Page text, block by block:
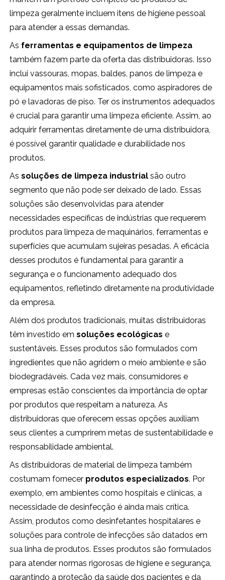
limpeza geralmente incluem itens de higiene pessoal
para atender a essas demandas.
As ferramentas e equipamentos de limpeza
também fazem parte da oferta das distribuidoras. Isso
inclui vassouras, mopas, baldes, panos de limpeza e
equipamentos mais sofisticados, como aspiradores de
pó e lavadoras de piso. Ter os instrumentos adequados
é crucial para garantir uma limpeza eficiente. Assim, ao
adquirir ferramentas diretamente de uma distribuidora,
é possível garantir qualidade e durabilidade nos
produtos.
Assoluções de limpeza industrial são outro
segmento que não pode ser deixado de lado. Essas
soluções são desenvolvidas para atender
necessidades específicas de indústrias que requerem
produtos para limpeza de maquinários, ferramentas e
superfícies que acumulam sujeiras pesadas. A eficácia
desses produtos é fundamental para garantir a
segurança e o funcionamento adequado dos
equipamentos, refletindo diretamente na produtividade
da empresa.
Além dos produtos tradicionais, muitas distribuidoras
têm investido emsoluções ecológicas e
sustentáveis. Esses produtos são formulados com
ingredientes que não agridem o meio ambiente e são
biodegradáveis. Cada vez mais, consumidores e
empresas estão conscientes da importância de optar
por produtos que respeitam a natureza. As
distribuidoras que oferecem essas opções auxiliam
seus clientes a cumprirem metas de sustentabilidade e
responsabilidade ambiental.
As distribuidoras de material de limpeza também
costumam fornecer produtos especializados. Por
exemplo, em ambientes como hospitais e clínicas, a
necessidade de desinfecção é ainda mais crítica.
Assim, produtos como desinfetantes hospitalares e
soluções para controle de infecções são datados em
sua linha de produtos. Esses produtos são formulados
para atender normas rigorosas de higiene e segurança,
garantindo a proteção da saúde dos pacientes e da